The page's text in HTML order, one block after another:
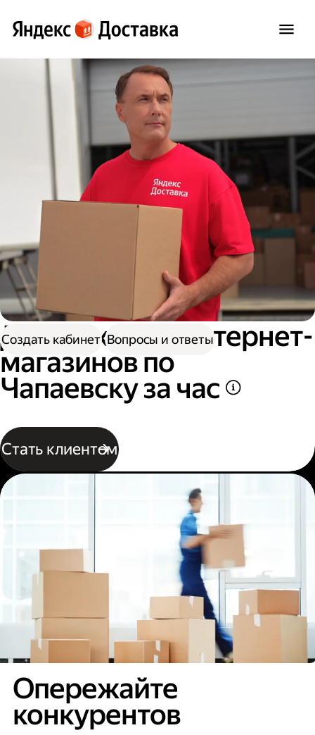
Доставка для интернет-
магазинов по
Чапаевску за час
Стать клиентом
Создать кабинет Вопросы и ответы
Опережайте
конкурентов